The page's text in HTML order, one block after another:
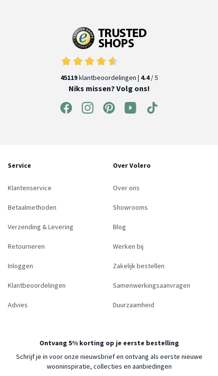
45119klantbeoordelingen | 4.4/ 5
Niks missen? Volg ons!
Service
Klantenservice
Betaalmethoden
Verzending & Levering
Retourneren
Inloggen
Klantbeoordelingen
Advies
Over Volero
Over ons
Showrooms
Blog
Werken bij
Zakelijk bestellen
Samenwerkingsaanvragen
Duurzaamheid
Ontvang 5% korting op je eerste bestelling
Schrijf je in voor onze nieuwsbrief en ontvang als eerste nieuwe
wooninspiratie, collecties en aanbiedingen